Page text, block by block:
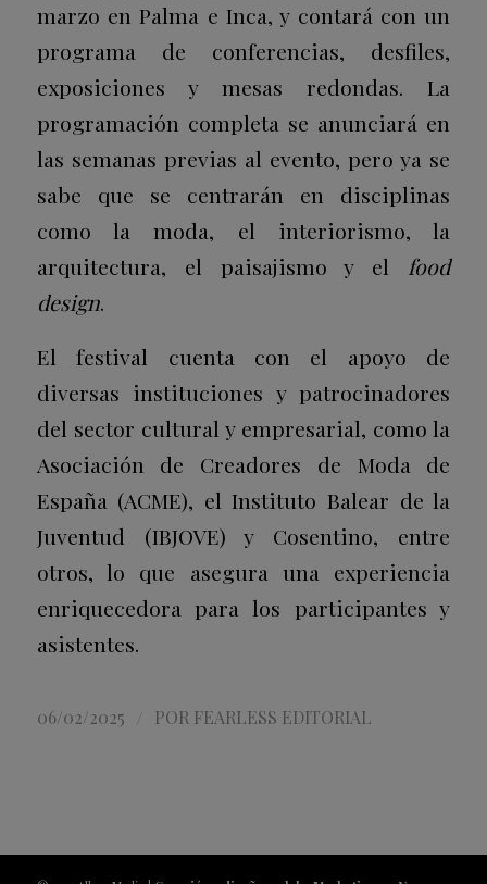
marzo en Palma e Inca, y contará con un
programa de conferencias, desfiles,
exposiciones y mesas redondas. La
programación completa se anunciará en
las semanas previas al evento, pero ya se
sabe que se centrarán en disciplinas
como la moda, el interiorismo, la
arquitectura, el paisajismo y el food
design.
El festival cuenta con el apoyo de
diversas instituciones y patrocinadores
del sector cultural y empresarial, como la
Asociación de Creadores de Moda de
España (ACME), el Instituto Balear de la
Juventud (IBJOVE) y Cosentino, entre
otros, lo que asegura una experiencia
enriquecedora para los participantes y
asistentes.
06/02/2025 POR FEARLESS EDITORIAL